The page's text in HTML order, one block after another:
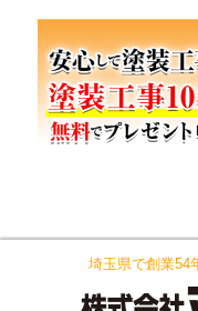
埼玉県で創業54